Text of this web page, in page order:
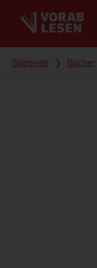
Du bist hier
Startseite ❭ Bücher